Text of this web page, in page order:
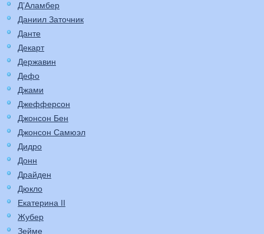
Д’Аламбер
Даниил Заточник
Данте
Декарт
Державин
Дефо
Джами
Джефферсон
Джонсон Бен
Джонсон Самюэл
Дидро
Донн
Драйден
Дюкло
Екатерина II
Жубер
Зейме